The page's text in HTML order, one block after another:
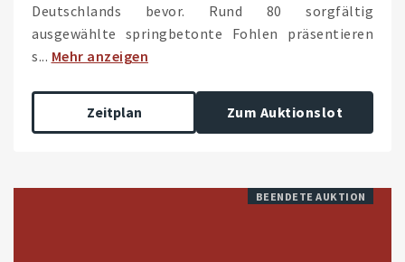
Deutschlands bevor. Rund 80 sorgfältig
ausgewählte springbetonte Fohlen präsentieren
s... Mehr anzeigen
Zeitplan Zum Auktionslot
BEENDETE AUKTION